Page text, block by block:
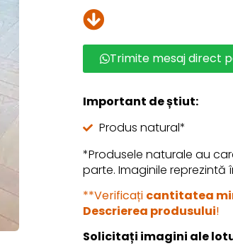
Trimite mesaj direct
Important de știut:
Produs natural*
*Produsele naturale au
parte. Imaginile reprezintă
**Verificați cantitatea
Descrierea produsului!
Solicitați imagini ale